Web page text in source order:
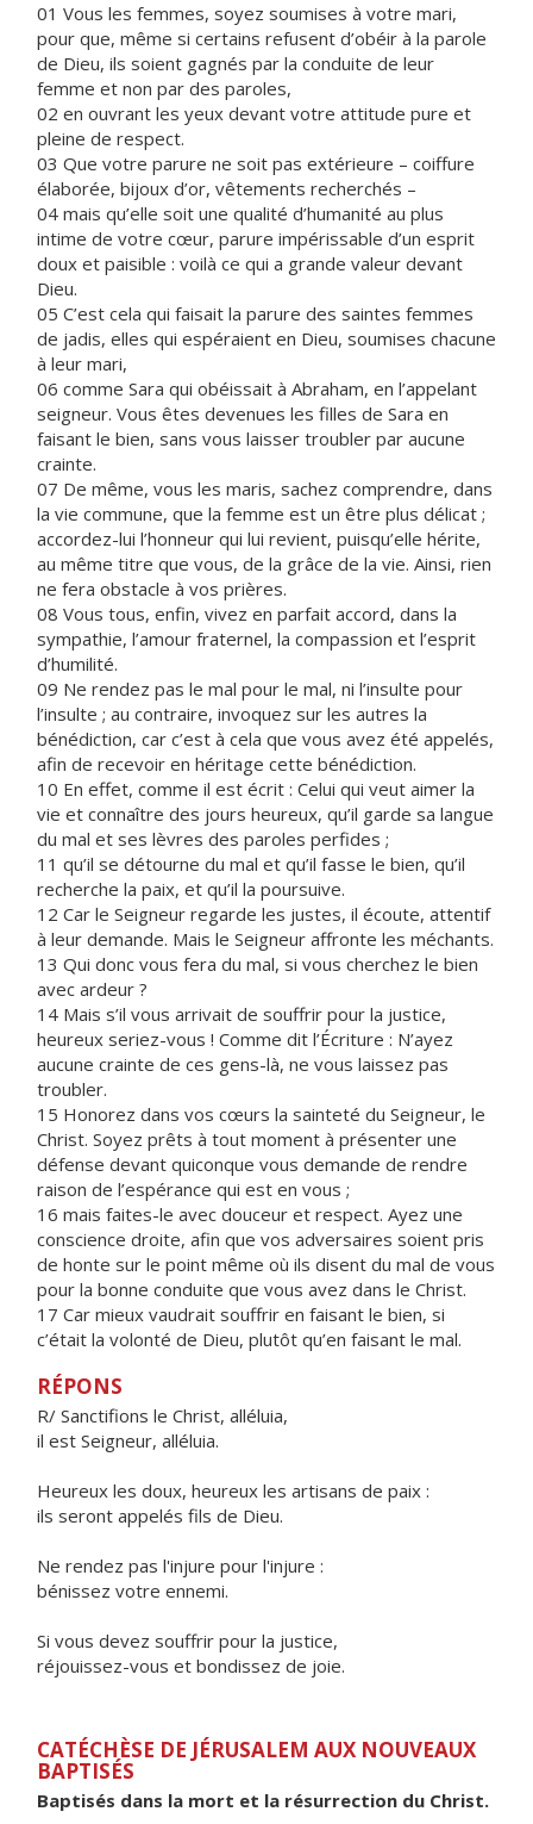
01 Vous les femmes, soyez soumises à votre mari,
pour que, même si certains refusent d’obéir à la parole
de Dieu, ils soient gagnés par la conduite de leur
femme et non par des paroles,
02 en ouvrant les yeux devant votre attitude pure et
pleine de respect.
03 Que votre parure ne soit pas extérieure – coiffure
élaborée, bijoux d’or, vêtements recherchés –
04 mais qu’elle soit une qualité d’humanité au plus
intime de votre cœur, parure impérissable d’un esprit
doux et paisible : voilà ce qui a grande valeur devant
Dieu.
05 C’est cela qui faisait la parure des saintes femmes
de jadis, elles qui espéraient en Dieu, soumises chacune
à leur mari,
06 comme Sara qui obéissait à Abraham, en l’appelant
seigneur. Vous êtes devenues les filles de Sara en
faisant le bien, sans vous laisser troubler par aucune
crainte.
07 De même, vous les maris, sachez comprendre, dans
la vie commune, que la femme est un être plus délicat ;
accordez-lui l’honneur qui lui revient, puisqu’elle hérite,
au même titre que vous, de la grâce de la vie. Ainsi, rien
ne fera obstacle à vos prières.
08 Vous tous, enfin, vivez en parfait accord, dans la
sympathie, l’amour fraternel, la compassion et l’esprit
d’humilité.
09 Ne rendez pas le mal pour le mal, ni l’insulte pour
l’insulte ; au contraire, invoquez sur les autres la
bénédiction, car c’est à cela que vous avez été appelés,
afin de recevoir en héritage cette bénédiction.
10 En effet, comme il est écrit : Celui qui veut aimer la
vie et connaître des jours heureux, qu’il garde sa langue
du mal et ses lèvres des paroles perfides ;
11 qu’il se détourne du mal et qu’il fasse le bien, qu’il
recherche la paix, et qu’il la poursuive.
12 Car le Seigneur regarde les justes, il écoute, attentif
à leur demande. Mais le Seigneur affronte les méchants.
13 Qui donc vous fera du mal, si vous cherchez le bien
avec ardeur ?
14 Mais s’il vous arrivait de souffrir pour la justice,
heureux seriez-vous ! Comme dit l’Écriture : N’ayez
aucune crainte de ces gens-là, ne vous laissez pas
troubler.
15 Honorez dans vos cœurs la sainteté du Seigneur, le
Christ. Soyez prêts à tout moment à présenter une
défense devant quiconque vous demande de rendre
raison de l’espérance qui est en vous ;
16 mais faites-le avec douceur et respect. Ayez une
conscience droite, afin que vos adversaires soient pris
de honte sur le point même où ils disent du mal de vous
pour la bonne conduite que vous avez dans le Christ.
17 Car mieux vaudrait souffrir en faisant le bien, si
c’était la volonté de Dieu, plutôt qu’en faisant le mal.
RÉPONS
R/ Sanctifions le Christ, alléluia,
il est Seigneur, alléluia.
Heureux les doux, heureux les artisans de paix :
ils seront appelés fils de Dieu.
Ne rendez pas l'injure pour l'injure :
bénissez votre ennemi.
Si vous devez souffrir pour la justice,
réjouissez-vous et bondissez de joie.
CATÉCHÈSE DE JÉRUSALEM AUX NOUVEAUX
BAPTISÉS
Baptisés dans la mort et la résurrection du Christ.